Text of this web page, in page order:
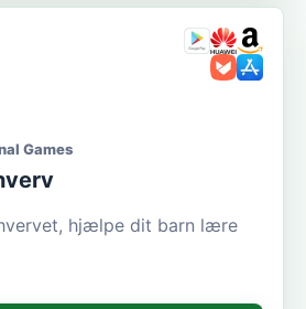
Games
hjælpe dit barn lære